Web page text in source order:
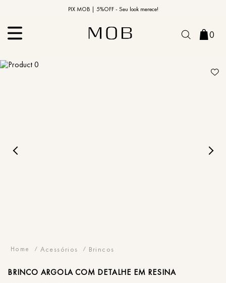
PIX MOB | 5%OFF - Seu look merece!
10% OFF na primeira compra | Cupom: BEMVINDO10*
0
Acessórios Brincos
BRINCO ARGOLA COM DETALHE EM RESINA